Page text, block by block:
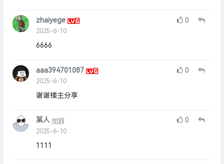
zhaiyege
2025-6-10
0
6666
aaa394701087
2025-6-10
0
谢谢楼主分享
某人
2025-6-10
0
1111